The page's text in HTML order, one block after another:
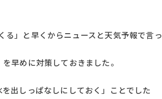
る」と早くからニュースと天気予報で言っ
早めに対策しておきました。
出しっぱなしにしておく」ことでした